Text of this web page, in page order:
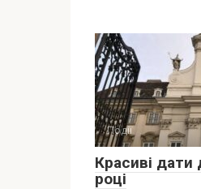
Події
Красиві дати
році